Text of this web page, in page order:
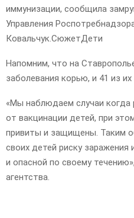
иммунизации, сообщила
Управления
Ковальчук.СюжетДети
Напомним, что на
заболевания корью, и 41 из
«Мы наблюдаем случаи когда
от вакцинации детей, при
привиты и защищены. Таким
своих детей риску заражения
и опасной по своему
агентства.